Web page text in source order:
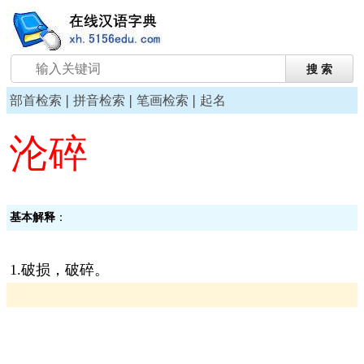
部首检索 | 拼音检索 | 笔画检索 | 起名
沦碎
基本解释 ：
1.破损，破碎。